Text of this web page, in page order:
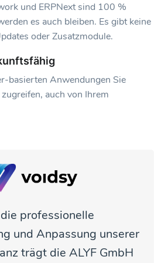
und ERPNext sind 100 %
es auch bleiben. Es gibt keine
oder Zusatzmodule.
basierten Anwendungen Sie
auch von Ihrem
professionelle
und Anpassung unserer
trägt die ALYF GmbH